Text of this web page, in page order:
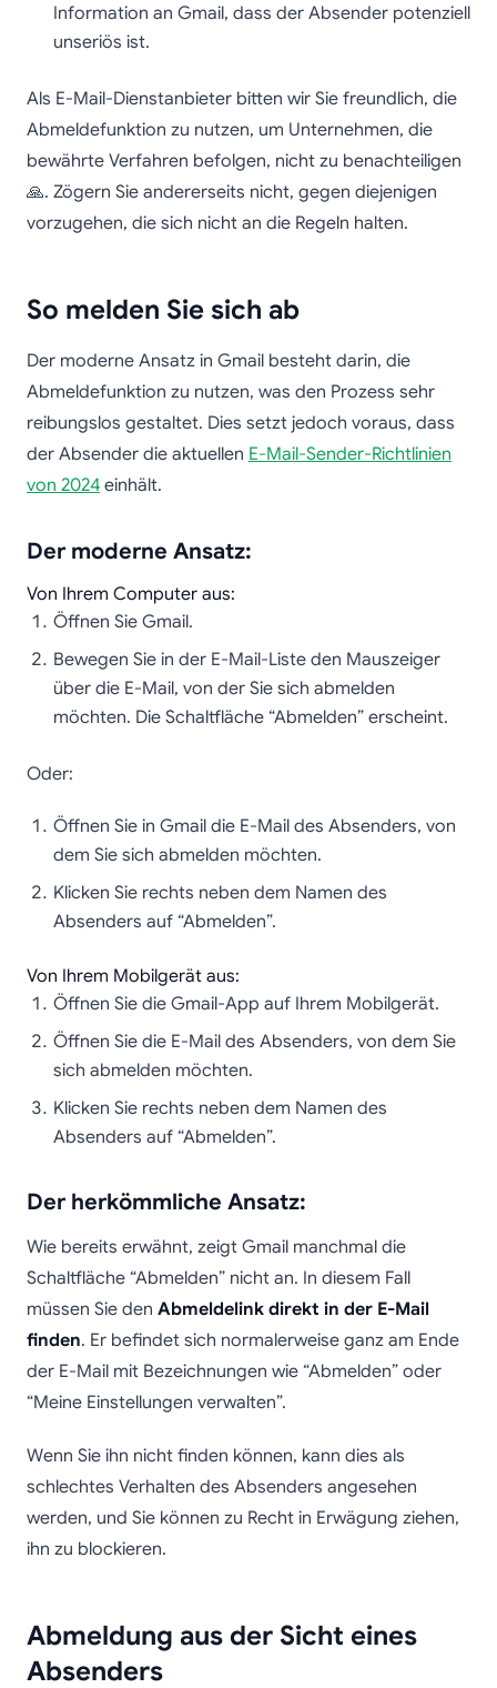
Information an Gmail, dass der Absender potenziell
unseriös ist.
Als E-Mail-Dienstanbieter bitten wir Sie freundlich, die
Abmeldefunktion zu nutzen, um Unternehmen, die
bewährte Verfahren befolgen, nicht zu benachteiligen
🙏. Zögern Sie andererseits nicht, gegen diejenigen
vorzugehen, die sich nicht an die Regeln halten.
So melden Sie sich ab
Der moderne Ansatz in Gmail besteht darin, die
Abmeldefunktion zu nutzen, was den Prozess sehr
reibungslos gestaltet. Dies setzt jedoch voraus, dass
der Absender die aktuellen E-Mail-Sender-Richtlinien
von 2024 einhält.
Der moderne Ansatz:
Von Ihrem Computer aus:
Öffnen Sie Gmail.
Bewegen Sie in der E-Mail-Liste den Mauszeiger
über die E-Mail, von der Sie sich abmelden
möchten. Die Schaltfläche “Abmelden” erscheint.
Oder:
Öffnen Sie in Gmail die E-Mail des Absenders, von
dem Sie sich abmelden möchten.
Klicken Sie rechts neben dem Namen des
Absenders auf “Abmelden”.
Von Ihrem Mobilgerät aus:
Öffnen Sie die Gmail-App auf Ihrem Mobilgerät.
Öffnen Sie die E-Mail des Absenders, von dem Sie
sich abmelden möchten.
Klicken Sie rechts neben dem Namen des
Absenders auf “Abmelden”.
Der herkömmliche Ansatz:
Wie bereits erwähnt, zeigt Gmail manchmal die
Schaltfläche “Abmelden” nicht an. In diesem Fall
müssen Sie den Abmeldelink direkt in der E-Mail
finden. Er befindet sich normalerweise ganz am Ende
der E-Mail mit Bezeichnungen wie “Abmelden” oder
“Meine Einstellungen verwalten”.
Wenn Sie ihn nicht finden können, kann dies als
schlechtes Verhalten des Absenders angesehen
werden, und Sie können zu Recht in Erwägung ziehen,
ihn zu blockieren.
Abmeldung aus der Sicht eines
Absenders